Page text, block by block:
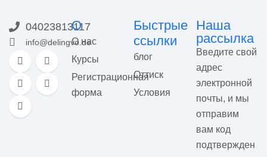
04023813117
info@delingvo.de
О
О нас
Курсы
Регистрационная
форма
Быстрые
ссылки
блог
Оттиск
Условия
Наша
рассылка
Введите свой
адрес
электронной
почты, и мы
отправим
вам код
подтвержден